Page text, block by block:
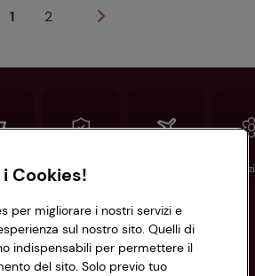
1 2
Assicurazioni
Cookies!
per migliorare i nostri servizi e
sul nostro sito. Quelli di
indispensabili per permettere il
del sito. Solo previo tuo